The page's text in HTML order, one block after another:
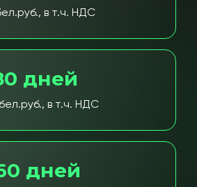
в т.ч. НДС
дней
в т.ч. НДС
дней